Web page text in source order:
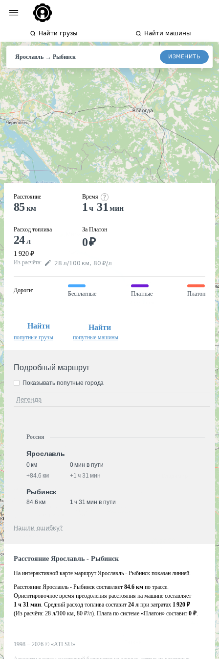
Найти грузы Найти машины
Ярославль → Рыбинск ИЗМЕНИТЬ
Расстояние
85 км
Расход топлива
24л
1 920 ₽
Время
1 ч 31 мин
За Платон
0₽
Из расчёта: 28 л/100 км, 80 ₽/л
Дороги:
Бесплатные Платные Платон
Найти
попутные грузы
Найти
попутные машины
Подробный маршрут
Легенда
Показывать попутные города
Россия
Ярославль
0 км
0 мин в пути
+84.6 км +1 ч 31 мин
Рыбинск
84.6 км 1 ч 31 мин в пути
Нашли ошибку?
Расстояние Ярославль - Рыбинск
На интерактивной карте маршрут Ярославль - Рыбинск показан линией.
Расстояние Ярославль - Рыбинск составляет 84.6 км по трассе.
Ориентировочное время преодоления расстояния на машине составляет
1 ч 31 мин. Средний расход топлива составит 24 л при затратах 1 920 ₽
(Из расчёта: 28 л/100 км, 80 ₽/л). Плата по системе «Платон» составит 0 ₽.
1998 − 2026 © «ATI.SU»